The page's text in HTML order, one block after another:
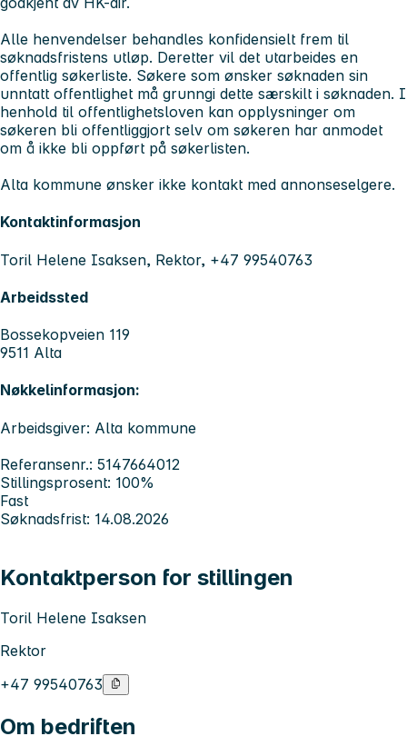
Alle henvendelser behandles konfidensielt frem til
søknadsfristens utløp. Deretter vil det utarbeides en
offentlig søkerliste. Søkere som ønsker søknaden sin
unntatt offentlighet må grunngi dette særskilt i søknaden. I
henhold til offentlighetsloven kan opplysninger om
søkeren bli offentliggjort selv om søkeren har anmodet
om å ikke bli oppført på søkerlisten.
Alta kommune ønsker ikke kontakt med annonseselgere.
Kontaktinformasjon
Toril Helene Isaksen, Rektor, +47 99540763
Arbeidssted
Bossekopveien 119
9511 Alta
Nøkkelinformasjon:
Arbeidsgiver: Alta kommune
Referansenr.: 5147664012
Stillingsprosent: 100%
Fast
Søknadsfrist: 14.08.2026
Kontaktperson for stillingen
Toril Helene Isaksen
Rektor
+47 99540763
Om bedriften